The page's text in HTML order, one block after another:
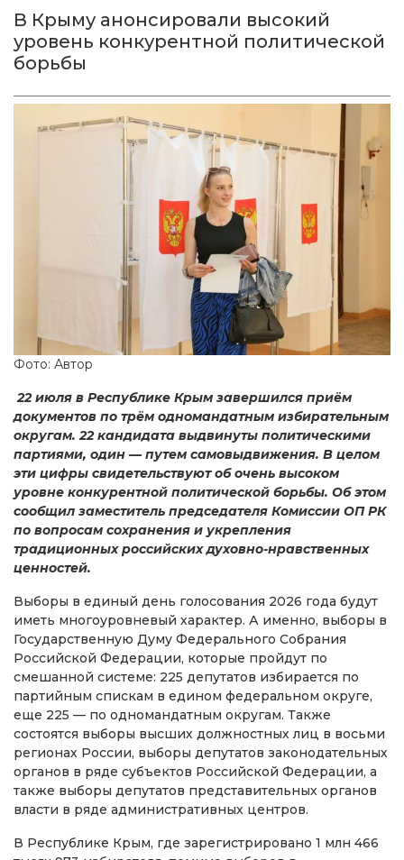
В Крыму анонсировали высокий
уровень конкурентной политической
борьбы
Фото: Автор
22 июля в Республике Крым завершился приём
документов по трём одномандатным избирательным
округам. 22 кандидата выдвинуты политическими
партиями, один — путем самовыдвижения. В целом
эти цифры свидетельствуют об очень высоком
уровне конкурентной политической борьбы. Об этом
сообщил заместитель председателя Комиссии ОП РК
по вопросам сохранения и укрепления
традиционных российских духовно-нравственных
ценностей.
Выборы в единый день голосования 2026 года будут
иметь многоуровневый характер. А именно, выборы в
Государственную Думу Федерального Собрания
Российской Федерации, которые пройдут по
смешанной системе: 225 депутатов избирается по
партийным спискам в едином федеральном округе,
еще 225 — по одномандатным округам. Также
состоятся выборы высших должностных лиц в восьми
регионах России, выборы депутатов законодательных
органов в ряде субъектов Российской Федерации, а
также выборы депутатов представительных органов
власти в ряде административных центров.
В Республике Крым, где зарегистрировано 1 млн 466